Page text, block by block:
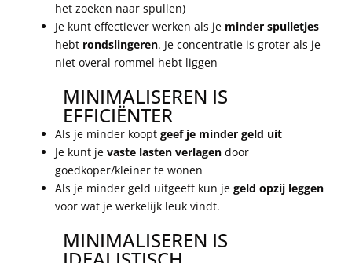
het zoeken naar spullen)
Je kunt effectiever werken als je minder spulletjes
hebt rondslingeren. Je concentratie is groter als je
niet overal rommel hebt liggen
MINIMALISEREN IS
EFFICIËNTER
Als je minder koopt geef je minder geld uit
Je kunt je vaste lasten verlagen door
goedkoper/kleiner te wonen
Als je minder geld uitgeeft kun je geld opzij leggen
voor wat je werkelijk leuk vindt.
MINIMALISEREN IS